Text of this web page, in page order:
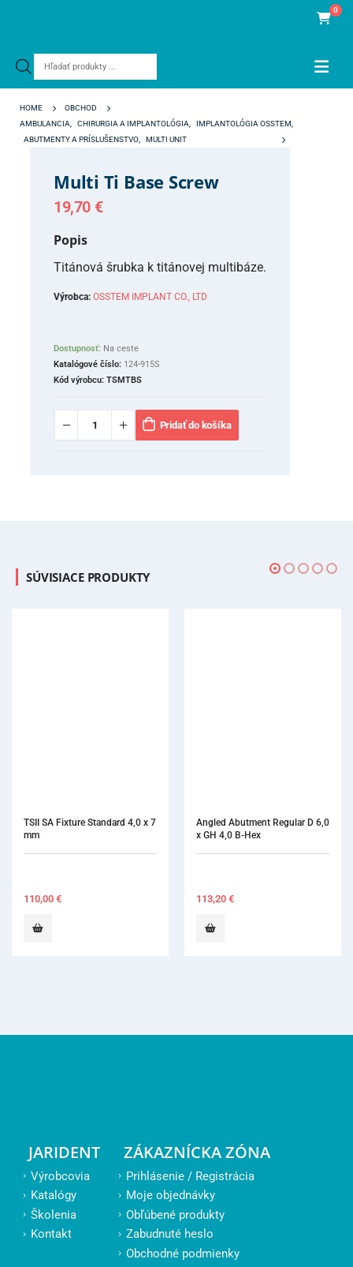
Products
0
HOME
OBCHOD
AMBULANCIA
CHIRURGIA A IMPLANTOLÓGIA IMPLANTOLÓGIA OSSTEM
ABUTMENTY A PRÍSLUŠENSTVO
MULTI UNIT
Multi Ti Base Screw
19,70 €
Popis
Titánová šrubka k titánovej multibáze.
Výrobca: OSSTEM IMPLANT CO., LTD
Dostupnosť: Na ceste
Katalógové číslo: 124-915S
Kód výrobcu: TSMTBS
Pridať do košíka
SÚVISIACE PRODUKTY
TSII SA Fixture Standard 4,0 x 7
mm
110,00 €
Angled Abutment Regular D 6,0
x GH 4,0 B-Hex
113,20 €
JARIDENT
Výrobcovia
Katalógy
Školenia
Kontakt
ZÁKAZNÍCKA ZÓNA
Prihlásenie / Registrácia
Moje objednávky
Obľúbené produkty
Zabudnuté heslo
Obchodné podmienky